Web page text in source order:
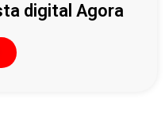
digital Agora